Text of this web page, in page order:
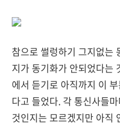
참으로 썰렁하기 그지없는
지가 동기화가 안되었다는
에서 듣기로 아직까지 이
다고 들었다. 각 통신사들
것인지는 모르겠지만 아직